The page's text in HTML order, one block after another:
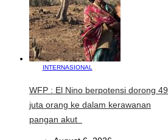
INTERNASIONAL
WFP : El Nino berpotensi dorong 49
juta orang ke dalam kerawanan
pangan akut